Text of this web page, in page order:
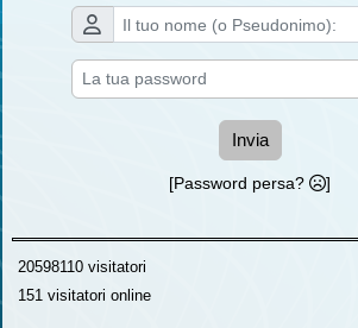
Invia
[Password persa? ]
20598110 visitatori
151 visitatori online